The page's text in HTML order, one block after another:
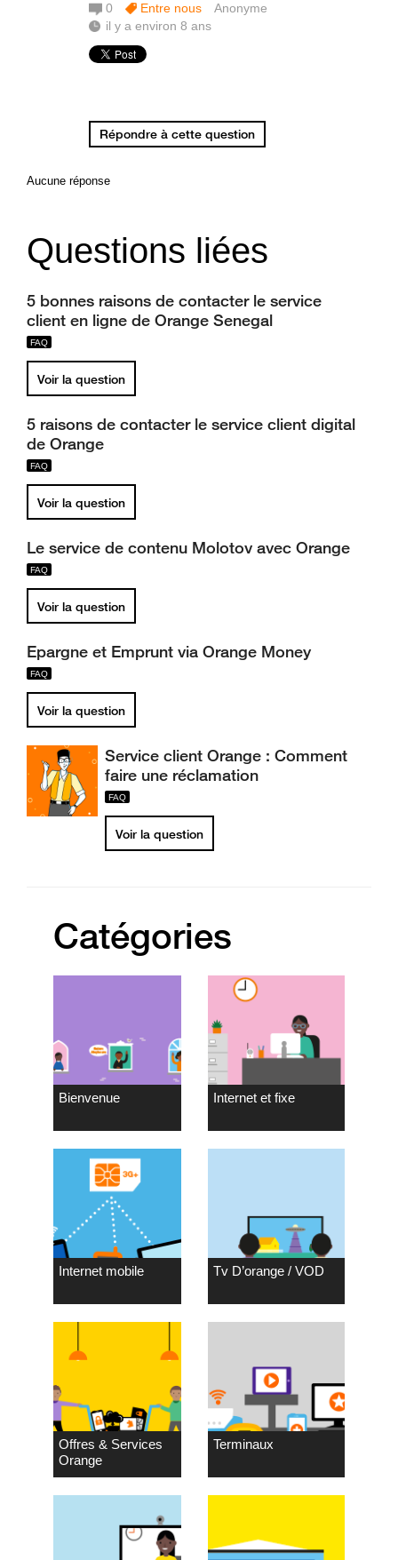
0 Entre nous
Anonyme
il y a environ 8 ans
Répondre à cette question
Aucune réponse
Questions liées
5 bonnes raisons de contacter le service
client en ligne de Orange Senegal
Voir la question
5 raisons de contacter le service client digital
de Orange
Voir la question
Le service de contenu Molotov avec Orange
Voir la question
Epargne et Emprunt via Orange Money
Voir la question
Service client Orange : Comment
faire une réclamation
Voir la question
Catégories
Bienvenue Internet et fixe
Internet mobile Tv D’orange / VOD
Offres & Services
Orange
Terminaux